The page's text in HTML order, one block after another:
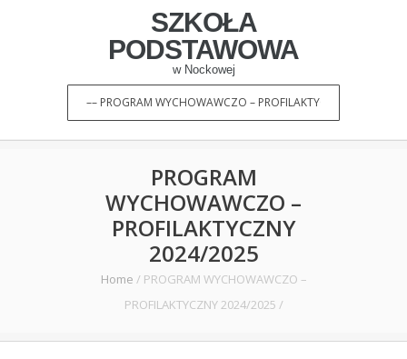
SZKOŁA
PODSTAWOWA
w Nockowej
PROGRAM
WYCHOWAWCZO –
PROFILAKTYCZNY
2024/2025
Home / PROGRAM WYCHOWAWCZO –
PROFILAKTYCZNY 2024/2025 /